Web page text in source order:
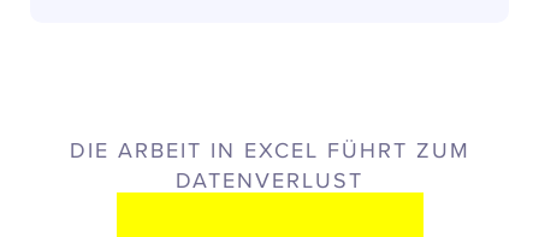
DIE ARBEIT IN EXCEL FÜHRT ZUM
DATENVERLUST